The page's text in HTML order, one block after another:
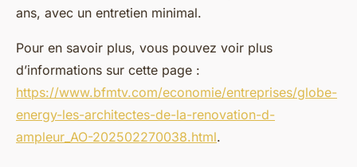
ans, avec un entretien minimal.
Pour en savoir plus, vous pouvez voir plus
d’informations sur cette page :
https://www.bfmtv.com/economie/entreprises/globe-
energy-les-architectes-de-la-renovation-d-
ampleur_AO-202502270038.html.